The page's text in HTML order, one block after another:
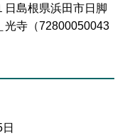
日島根県浜田市日脚
光寺（72800050043